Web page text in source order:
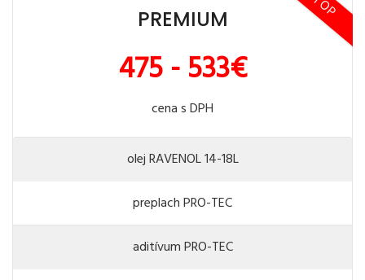
TOP
PREMIUM
475 - 533€
cena s DPH
olej RAVENOL 14-18L
preplach PRO-TEC
aditívum PRO-TEC